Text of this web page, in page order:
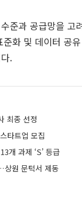
준과 공급망을 고
화 및 데이터 공
.
최종 선정
타트업 모집
개 과제 ‘S’ 등급
원 문턱서 제동